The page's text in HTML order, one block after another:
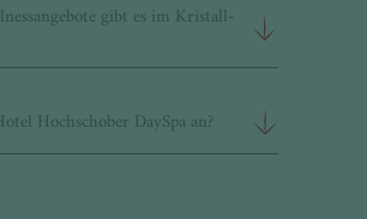
gibt es im Kristall-
Hochschober DaySpa an?